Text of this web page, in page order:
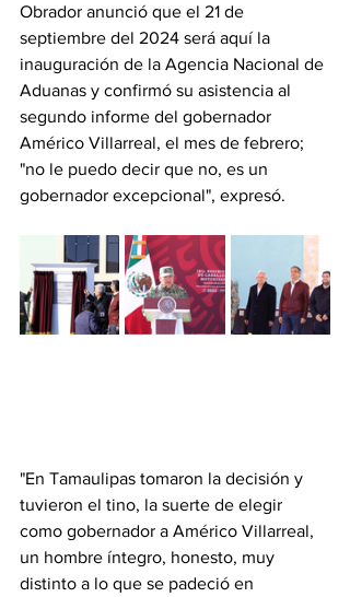
Obrador anunció que el 21 de
septiembre del 2024 será aquí la
inauguración de la Agencia Nacional de
Aduanas y confirmó su asistencia al
segundo informe del gobernador
Américo Villarreal, el mes de febrero;
"no le puedo decir que no, es un
gobernador excepcional", expresó.
"En Tamaulipas tomaron la decisión y
tuvieron el tino, la suerte de elegir
como gobernador a Américo Villarreal,
un hombre íntegro, honesto, muy
distinto a lo que se padeció en